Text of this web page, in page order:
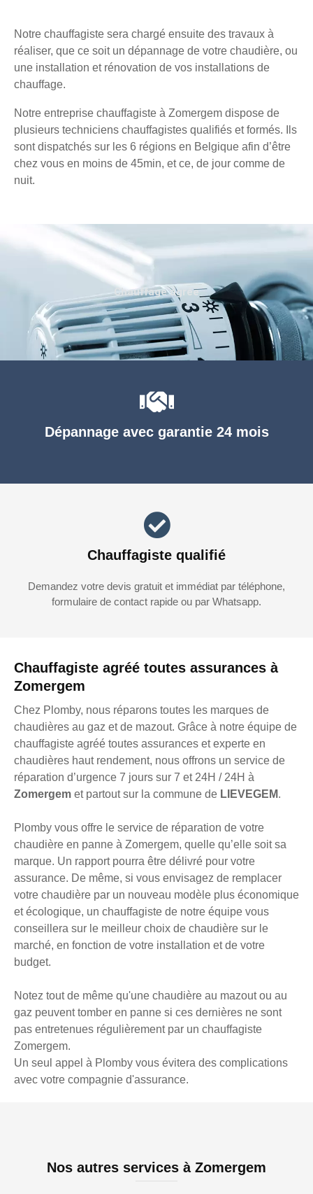
Notre chauffagiste sera chargé ensuite des travaux à
réaliser, que ce soit un dépannage de votre chaudière, ou
une installation et rénovation de vos installations de
chauffage.
Notre entreprise chauffagiste à Zomergem dispose de
plusieurs techniciens chauffagistes qualifiés et formés. Ils
sont dispatchés sur les 6 régions en Belgique afin d’être
chez vous en moins de 45min, et ce, de jour comme de
nuit.
Chauffagiste agréé toutes assurances à
Zomergem
Chez Plomby, nous réparons toutes les marques de
chaudières au gaz et de mazout. Grâce à notre équipe de
chauffagiste agréé toutes assurances et experte en
chaudières haut rendement, nous offrons un service de
réparation d’urgence 7 jours sur 7 et 24H / 24H à
Zomergem et partout sur la commune de LIEVEGEM.
Plomby vous offre le service de réparation de votre
chaudière en panne à Zomergem, quelle qu’elle soit sa
marque. Un rapport pourra être délivré pour votre
assurance. De même, si vous envisagez de remplacer
votre chaudière par un nouveau modèle plus économique
et écologique, un chauffagiste de notre équipe vous
conseillera sur le meilleur choix de chaudière sur le
marché, en fonction de votre installation et de votre
budget.
Notez tout de même qu'une chaudière au mazout ou au
gaz peuvent tomber en panne si ces dernières ne sont
pas entretenues régulièrement par un chauffagiste
Zomergem.
Un seul appel à Plomby vous évitera des complications
avec votre compagnie d'assurance.
Dépannage avec garantie 24 mois
Chauffagiste qualifié
Demandez votre devis gratuit et immédiat par téléphone,
formulaire de contact rapide ou par Whatsapp.
Chauffage agréé
Nos autres services à Zomergem